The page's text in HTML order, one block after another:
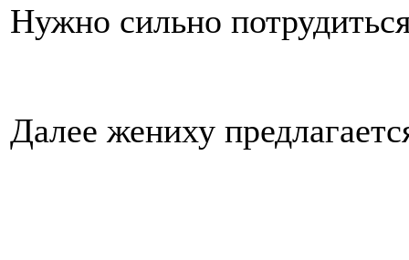
Нужно сильно
Далее жениху